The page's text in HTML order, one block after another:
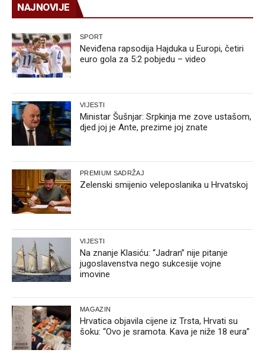
NAJNOVIJE
SPORT
Neviđena rapsodija Hajduka u Europi, četiri
euro gola za 5:2 pobjedu – video
VIJESTI
Ministar Šušnjar: Srpkinja me zove ustašom,
djed joj je Ante, prezime joj znate
PREMIUM SADRŽAJ
Zelenski smijenio veleposlanika u Hrvatskoj
VIJESTI
Na znanje Klasiću: “Jadran” nije pitanje
jugoslavenstva nego sukcesije vojne
imovine
MAGAZIN
Hrvatica objavila cijene iz Trsta, Hrvati su
šoku: “Ovo je sramota. Kava je niže 18 eura”